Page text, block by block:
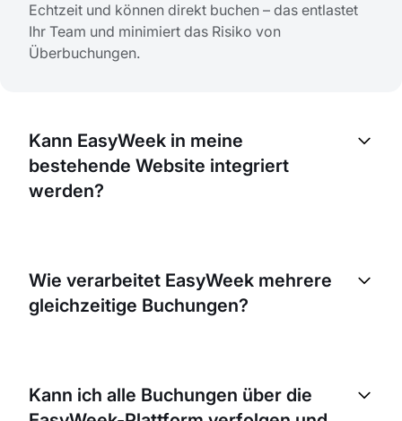
Echtzeit und können direkt buchen – das entlastet
Ihr Team und minimiert das Risiko von
Überbuchungen.
Kann EasyWeek in meine
bestehende Website integriert
werden?
benutzerfreundliches Widget, das Sie auf Ihrer
Website einbinden können, damit Gäste direkt auf
Wie verarbeitet EasyWeek mehrere
gleichzeitige Buchungen?
aktualisiert sich in Echtzeit, verhindert
Kann ich alle Buchungen über die